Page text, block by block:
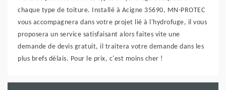
chaque type de toiture. Installé à Acigne 35690, MN-PROTEC
vous accompagnera dans votre projet lié à l'hydrofuge, il vous
proposera un service satisfaisant alors faites vite une
demande de devis gratuit, il traitera votre demande dans les
plus brefs délais. Pour le prix, c'est moins cher !